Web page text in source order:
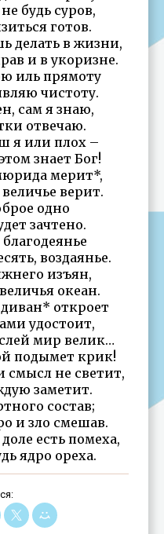
будь суров,
готов.
делать в жизни,
и в укоризне.
иль прямоту
чистоту.
сам я знаю,
отвечаю.
я или плох –
знает Бог!
мерит*,
верит.
одно
зачтено.
воздаянье.
изъян,
океан.
откроет
удостоит,
мир велик…
подымет крик!
не светит,
заметит.
состав;
и зло смешав.
есть помеха,
ядро ореха.